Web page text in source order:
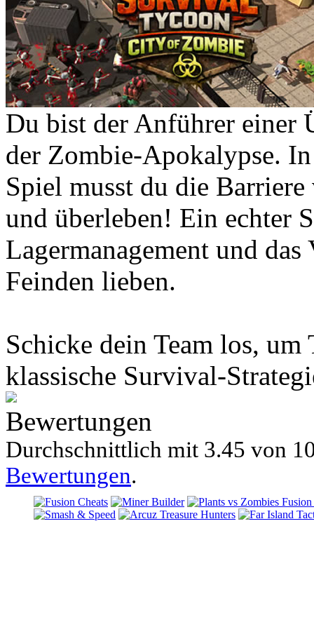
Du bist der Anführer einer
der Zombie-Apokalypse.
Spiel musst du die
und überleben! Ein echter
Lagermanagement und
Feinden lieben.
Schicke dein Team los,
klassische Survival-
Bewertungen
Durchschnittlich mit 3.45 von
Bewertungen.